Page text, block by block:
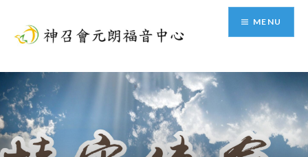
content
神召會元朗福音中心
MENU